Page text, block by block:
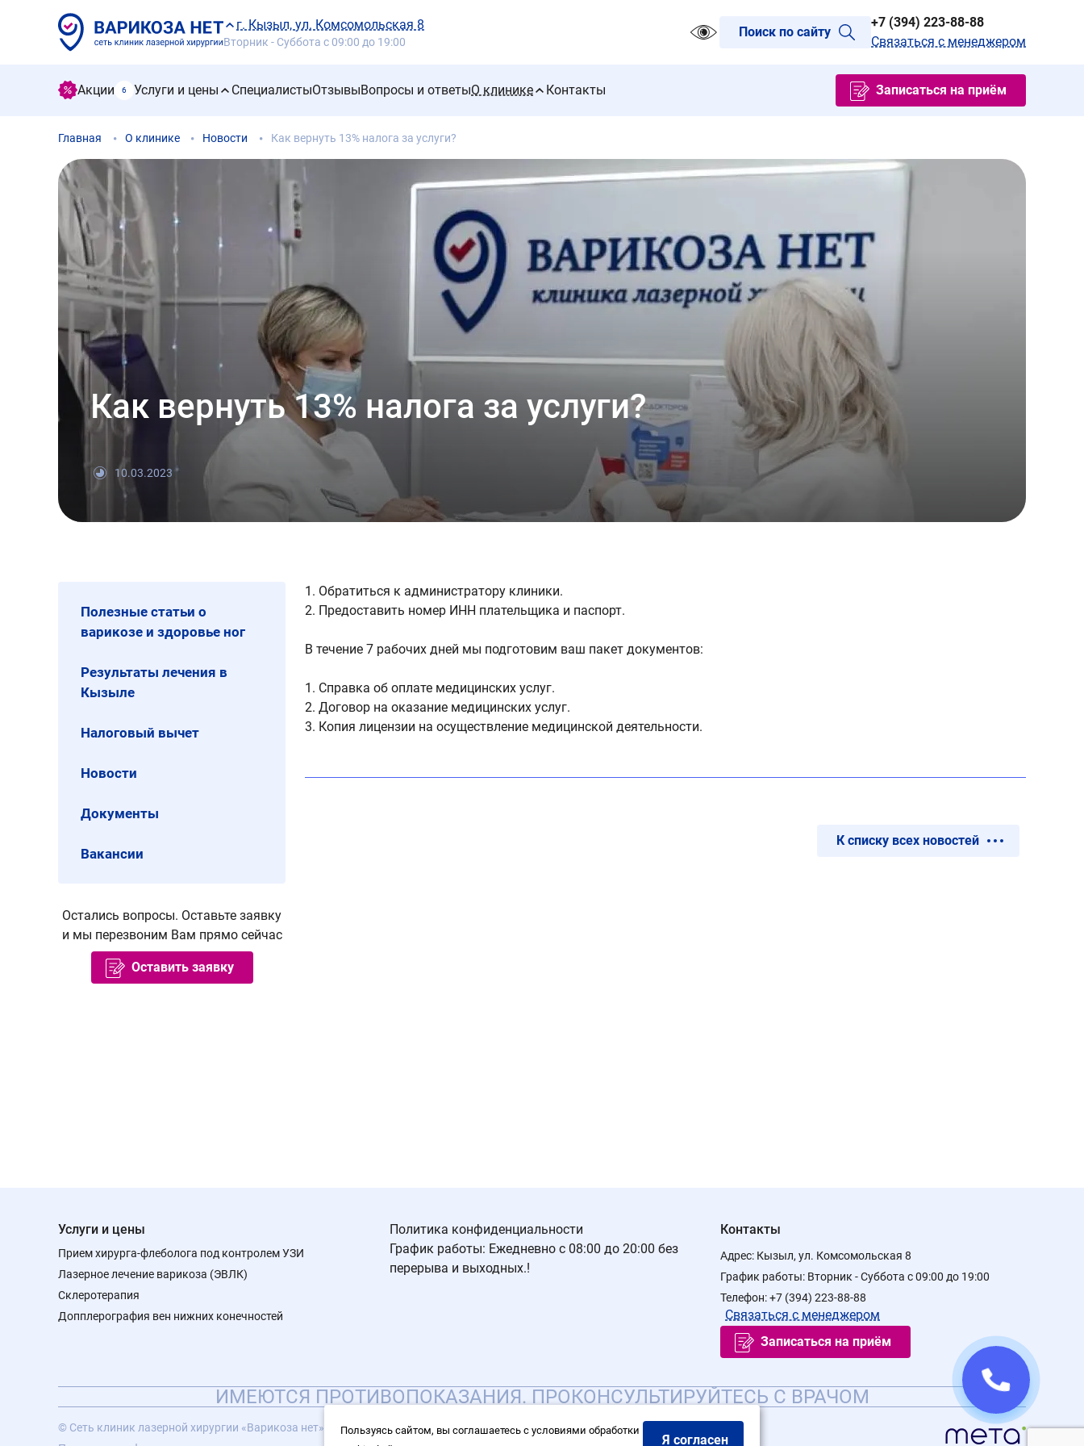
г. Кызыл, ул. Комсомольская 8
Вторник - Суббота с 09:00 до 19:00
Поиск по сайту
+7 (394) 223-88-88
Связаться с менеджером
Акции 6 Услуги и цены СпециалистыОтзывыВопросы и ответыО клинике Контакты Записаться на приём
Главная О клинике Новости Как вернуть 13% налога за услуги?
Как вернуть 13% налога за услуги?
10.03.2023
1. Обратиться к администратору клиники.
2. Предоставить номер ИНН плательщика и паспорт.
В течение 7 рабочих дней мы подготовим ваш пакет документов:
1. Справка об оплате медицинских услуг.
2. Договор на оказание медицинских услуг.
3. Копия лицензии на осуществление медицинской деятельности.
К списку всех новостей
Полезные статьи о
варикозе и здоровье ног
Результаты лечения в
Кызыле
Налоговый вычет
Новости
Документы
Вакансии
Остались вопросы. Оставьте заявку
и мы перезвоним Вам прямо сейчас
Оставить заявку
Услуги и цены
Прием хирурга-флеболога под контролем УЗИ
Лазерное лечение варикоза (ЭВЛК)
Склеротерапия
Допплерография вен нижних конечностей
Политика конфиденциальности
График работы: Ежедневно с 08:00 до 20:00 без
перерыва и выходных.!
Контакты
Адрес: Кызыл, ул. Комсомольская 8
График работы: Вторник - Суббота с 09:00 до 19:00
Телефон: +7 (394) 223-88-88
Связаться с менеджером
Записаться на приём
ИМЕЮТСЯ ПРОТИВОПОКАЗАНИЯ. ПРОКОНСУЛЬТИРУЙТЕСЬ С ВРАЧОМ
© Сеть клиник лазерной хирургии «Варикоза нет», 2026Пользуясь сайтом, вы соглашаетесь с условиями обработки
Я согласен